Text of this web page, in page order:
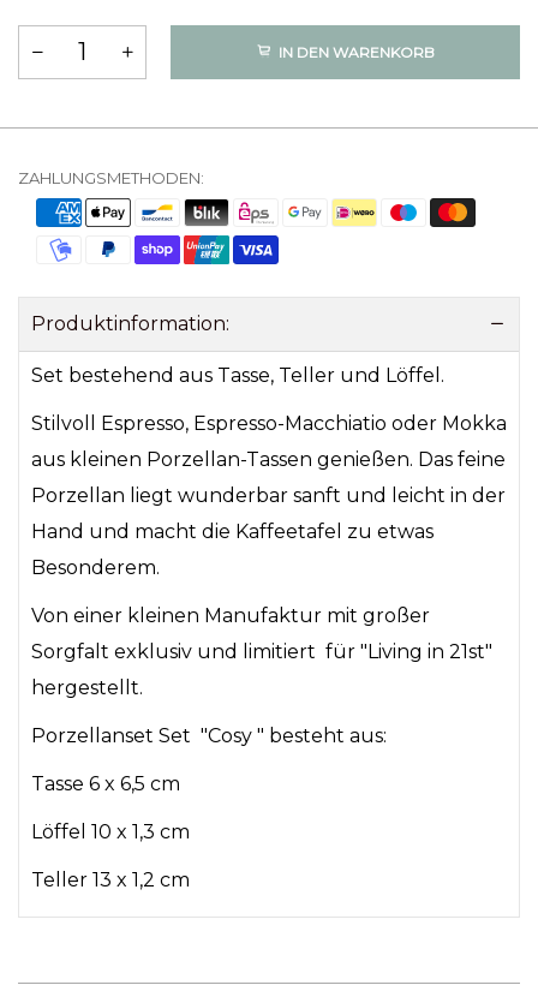
IN DEN WARENKORB
ZAHLUNGSMETHODEN:
Produktinformation:
Set bestehend aus Tasse, Teller und Löffel.
Stilvoll Espresso, Espresso-Macchiatio oder Mokka
aus kleinen Porzellan-Tassen genießen. Das feine
Porzellan liegt wunderbar sanft und leicht in der
Hand und macht die Kaffeetafel zu etwas
Besonderem.
Von einer kleinen Manufaktur mit großer
Sorgfalt exklusiv und limitiert für "Living in 21st"
hergestellt.
Porzellanset Set "Cosy " besteht aus:
Tasse 6 x 6,5 cm
Löffel 10 x 1,3 cm
Teller 13 x 1,2 cm